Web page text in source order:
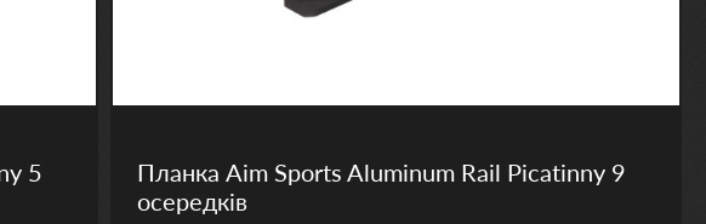
5
Планка Aim Sports Aluminum Rail Picatinny 9
осередків